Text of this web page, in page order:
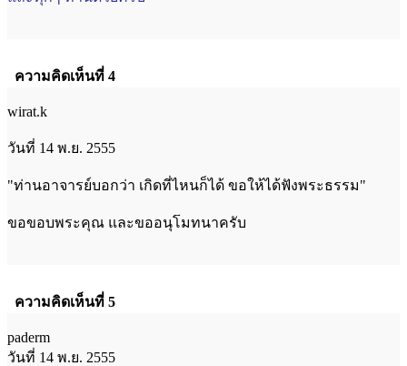
ความคิดเห็นที่ 4
wirat.k
วันที่ 14 พ.ย. 2555
"ท่านอาจารย์บอกว่า เกิดที่ไหนก็ได้ ขอให้ได้ฟังพระธรรม"
ขอขอบพระคุณ และขออนุโมทนาครับ
ความคิดเห็นที่ 5
paderm
วันที่ 14 พ.ย. 2555